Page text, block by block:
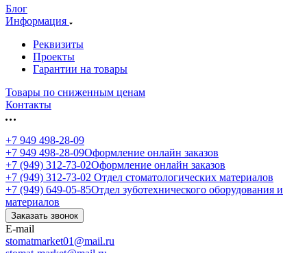
Блог
Информация
Реквизиты
Проекты
Гарантии на товары
Товары по сниженным ценам
Контакты
+7 949 498-28-09
+7 949 498-28-09Оформление онлайн заказов
+7 (949) 312-73-02Оформление онлайн заказов
+7 (949) 312-73-02 Отдел стоматологических материалов
+7 (949) 649-05-85Отдел зуботехнического оборудования и
материалов
Заказать звонок
E-mail
stomatmarket01@mail.ru